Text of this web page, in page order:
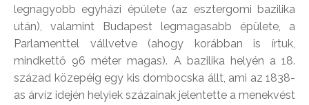
legnagyobb egyházi épülete (az esztergomi bazilika
után), valamint Budapest legmagasabb épülete, a
Parlamenttel vállvetve (ahogy korábban is írtuk,
mindkettő 96 méter magas). A bazilika helyén a 18.
század közepéig egy kis dombocska állt, ami az 1838-
as árvíz idején helyiek százainak jelentette a menekvést